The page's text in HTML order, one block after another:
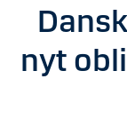
nyt